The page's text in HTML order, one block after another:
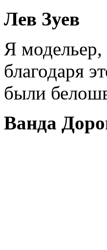
Лев Зуев
Я модельер,
благодаря
были
Ванда